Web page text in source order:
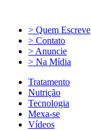
> Quem Escreve
> Contato
> Anuncie
> Na Mídia
Tratamento
Nutrição
Tecnologia
Mexa-se
Vídeos